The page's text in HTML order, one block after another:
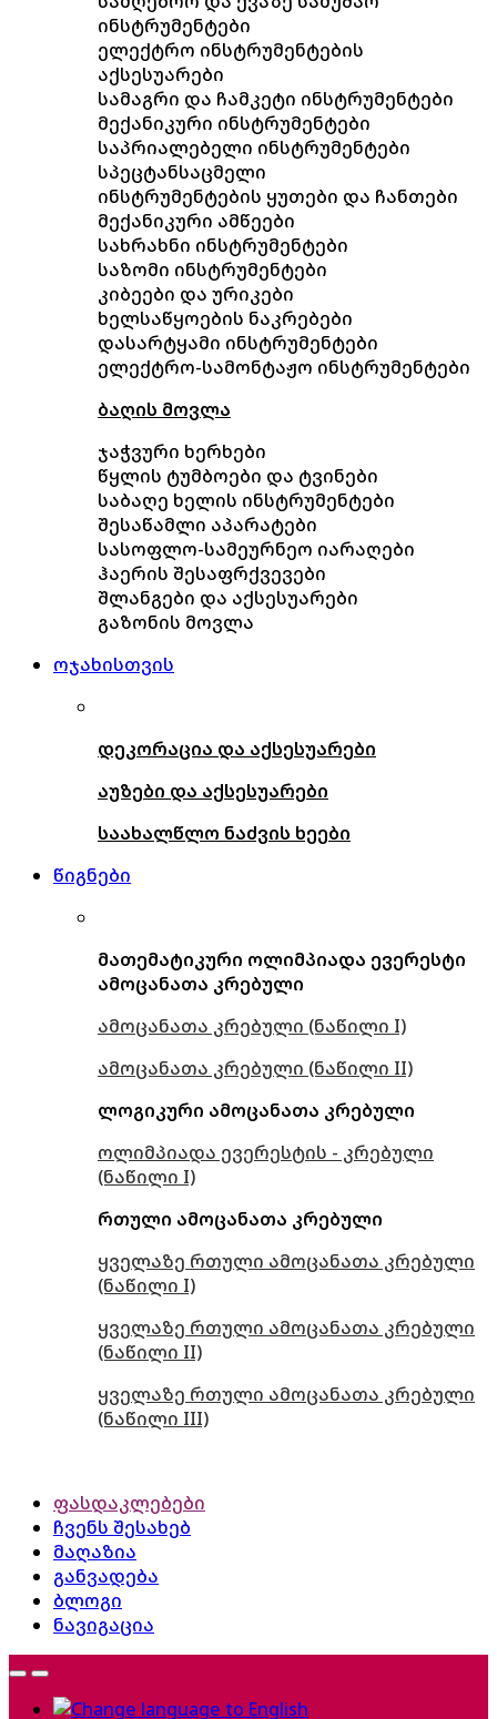
ინსტრუმენტები
ელექტრო ინსტრუმენტების
აქსესუარები
სამაგრი და ჩამკეტი ინსტრუმენტები
მექანიკური ინსტრუმენტები
საპრიალებელი ინსტრუმენტები
სპეცტანსაცმელი
ინსტრუმენტების ყუთები და ჩანთები
მექანიკური ამწეები
სახრახნი ინსტრუმენტები
საზომი ინსტრუმენტები
კიბეები და ურიკები
ხელსაწყოების ნაკრებები
დასარტყამი ინსტრუმენტები
ელექტრო-სამონტაჟო ინსტრუმენტები
ბაღის მოვლა
ჯაჭვური ხერხები
წყლის ტუმბოები და ტვინები
საბაღე ხელის ინსტრუმენტები
შესაწამლი აპარატები
სასოფლო-სამეურნეო იარაღები
ჰაერის შესაფრქვევები
შლანგები და აქსესუარები
გაზონის მოვლა
ოჯახისთვის
დეკორაცია და აქსესუარები
აუზები და აქსესუარები
საახალწლო ნაძვის ხეები
წიგნები
მათემატიკური ოლიმპიადა ევერესტი
ამოცანათა კრებული
ამოცანათა კრებული (ნაწილი I)
ამოცანათა კრებული (ნაწილი II)
ლოგიკური ამოცანათა კრებული
ოლიმპიადა ევერესტის - კრებული
(ნაწილი I)
რთული ამოცანათა კრებული
ყველაზე რთული ამოცანათა კრებული
(ნაწილი I)
ყველაზე რთული ამოცანათა კრებული
(ნაწილი II)
ყველაზე რთული ამოცანათა კრებული
(ნაწილი III)
ფასდაკლებები
ჩვენს შესახებ
მაღაზია
განვადება
ბლოგი
ნავიგაცია